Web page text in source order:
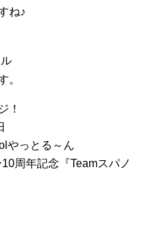
ね♪
。
！
やっとる～ん
周年記念『Teamスパノ